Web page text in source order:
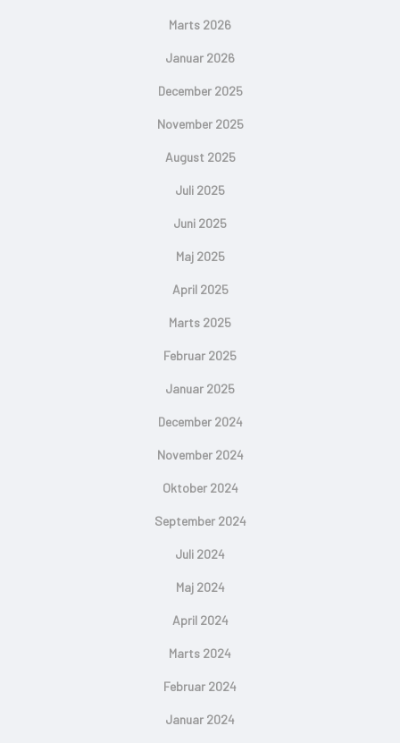
Marts 2026
Januar 2026
December 2025
November 2025
August 2025
Juli 2025
Juni 2025
Maj 2025
April 2025
Marts 2025
Februar 2025
Januar 2025
December 2024
November 2024
Oktober 2024
September 2024
Juli 2024
Maj 2024
April 2024
Marts 2024
Februar 2024
Januar 2024